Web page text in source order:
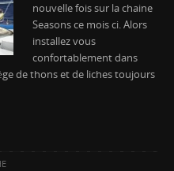
nouvelle fois sur la chaine
Seasons ce mois ci. Alors
installez vous
confortablement dans
de thons et de liches toujours